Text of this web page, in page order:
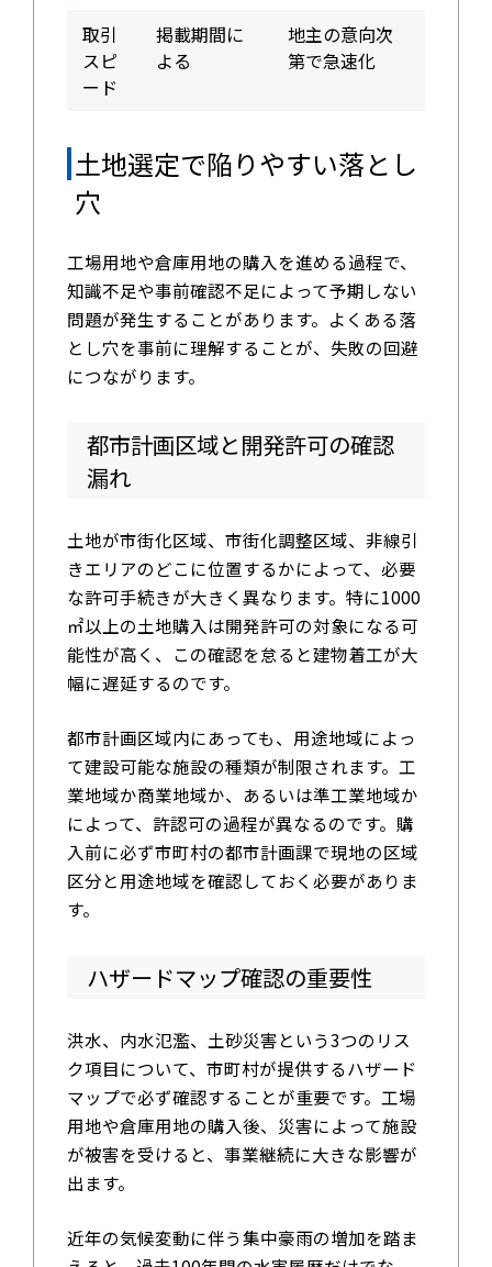
取引
スピ
ード
掲載期間に
よる
地主の意向次
第で急速化
土地選定で陥りやすい落とし
穴
工場用地や倉庫用地の購入を進める過程で、
知識不足や事前確認不足によって予期しない
問題が発生することがあります。よくある落
とし穴を事前に理解することが、失敗の回避
につながります。
都市計画区域と開発許可の確認
漏れ
土地が市街化区域、市街化調整区域、非線引
きエリアのどこに位置するかによって、必要
な許可手続きが大きく異なります。特に1000
㎡以上の土地購入は開発許可の対象になる可
能性が高く、この確認を怠ると建物着工が大
幅に遅延するのです。
都市計画区域内にあっても、用途地域によっ
て建設可能な施設の種類が制限されます。工
業地域か商業地域か、あるいは準工業地域か
によって、許認可の過程が異なるのです。購
入前に必ず市町村の都市計画課で現地の区域
区分と用途地域を確認しておく必要がありま
す。
ハザードマップ確認の重要性
洪水、内水氾濫、土砂災害という3つのリス
ク項目について、市町村が提供するハザード
マップで必ず確認することが重要です。工場
用地や倉庫用地の購入後、災害によって施設
が被害を受けると、事業継続に大きな影響が
出ます。
近年の気候変動に伴う集中豪雨の増加を踏ま